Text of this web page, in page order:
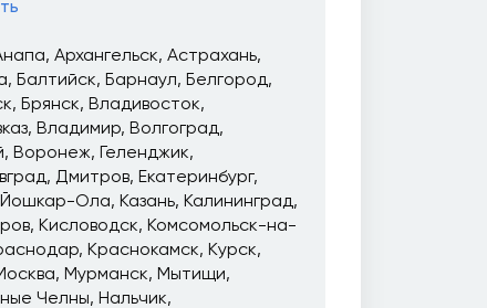
Архангельск Астрахань
Балтийск Барнаул Белгород
Брянск Владивосток
Владимир Волгоград
Воронеж Геленджик
Дмитров Екатеринбург
Йошкар-Ола Казань Калининград
Кисловодск Комсомольск-на-
Краснокамск Курск
Мурманск Мытищи
Челны Нальчик